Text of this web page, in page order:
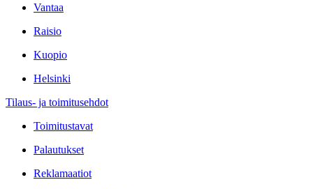
Vantaa
Raisio
Kuopio
Helsinki
Tilaus- ja toimitusehdot
Toimitustavat
Palautukset
Reklamaatiot